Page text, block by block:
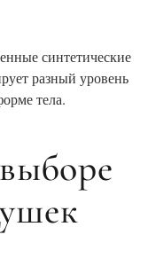
синтетические
разный уровень
тела.